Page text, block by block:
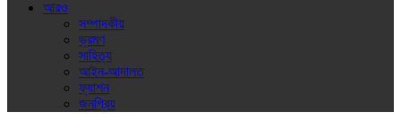
আরও
সম্পাদকীয়
ভ্রমণ
সাহিত্য
আইন-আদালত
ফ্যাশন
জনপ্রিয়